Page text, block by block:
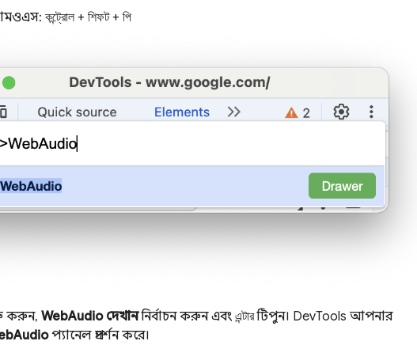
কন্ট্রোল + শিফট+ পি
করুন, WebAudio দেখাননির্বাচন করুন এবং এন্টারটিপুন। DevTools আপনার
প্যানেল প্রদর্শন করে।